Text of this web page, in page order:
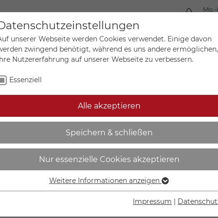
Mein
Sonderanfertigungen
gerade, rot,
IN DEN
Lieferzeit
unserer Webseite werden Cookies verwendet. Einige davon
zwingend benötigt, während es uns andere ermöglichen,
Nutzererfahrung auf unserer Webseite zu verbessern.
Essenziell
Alle akzeptieren
Speichern & schließen
Nur essenzielle Cookies akzeptieren
Essenzielle Cookies werden für grundlegende Funktionen der
Weitere Informationen anzeigen
Impressum